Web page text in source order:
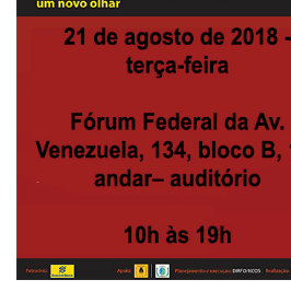
Plano de Saúde
Assistência Funeral
FacebookInstagramTwitter Youtube